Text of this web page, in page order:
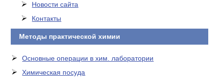
Новости сайта
Контакты
Методы практической химии
Основные операции в хим. лаборатории
Химическая посуда